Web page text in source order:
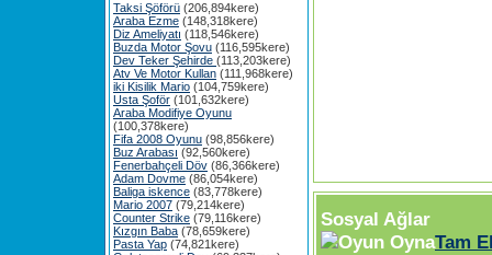
Taksi Şöförü (206,894kere)
Araba Ezme (148,318kere)
Diz Ameliyatı (118,546kere)
Buzda Motor Şovu (116,595kere)
Dev Teker Şehirde (113,203kere)
Atv Ve Motor Kullan (111,968kere)
iki Kisilik Mario (104,759kere)
Usta Şoför (101,632kere)
Araba Modifiye Oyunu
(100,378kere)
Fifa 2008 Oyunu (98,856kere)
Buz Arabası (92,560kere)
Fenerbahçeli Döv (86,366kere)
Adam Dovme (86,054kere)
Baliga iskence (83,778kere)
Mario 2007 (79,214kere)
Counter Strike (79,116kere)
Kızgın Baba (78,659kere)
Pasta Yap (74,821kere)
Sosyal Ağlar
Tam